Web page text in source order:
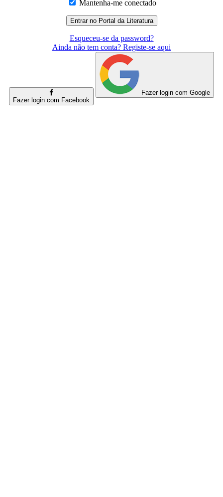
Mantenha-me conectado
Esqueceu-se da password?
Ainda não tem conta? Registe-se aqui
Fazer login com Facebook
Fazer login com Google